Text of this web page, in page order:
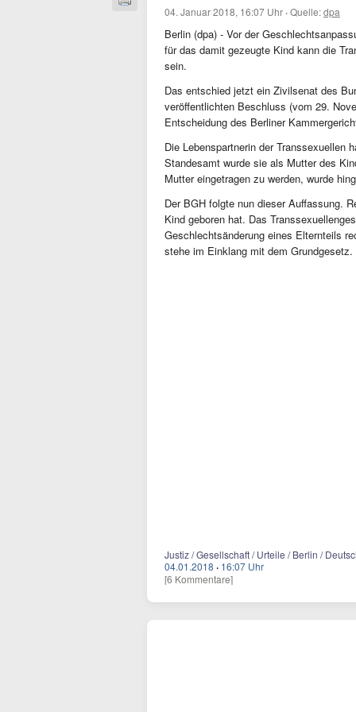
04. Januar 2018, 16:07 Uhr ·Quelle:dpa
Berlin (dpa) - Vor der
für das damit gezeugte Kind kann die
sein.
Das entschied jetzt ein Zivilsenat des
veröffentlichten Beschluss (vom 29.
Entscheidung des Berliner
Die Lebenspartnerin der Transsexuellen
Standesamt wurde sie als Mutter des
Mutter eingetragen zu werden, wurde
Der BGH folgte nun dieser Auffassung.
Kind geboren hat. Das
Geschlechtsänderung eines Elternteils
stehe im Einklang mit dem Grundgesetz.
Justiz / Gesellschaft / Urteile / Berlin /
04.01.2018 · 16:07 Uhr
[6 Kommentare]